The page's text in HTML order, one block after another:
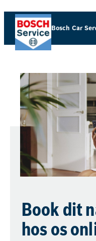
Bosch Car
Book dit
hos os